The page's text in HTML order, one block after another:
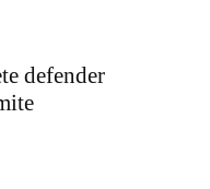
defender